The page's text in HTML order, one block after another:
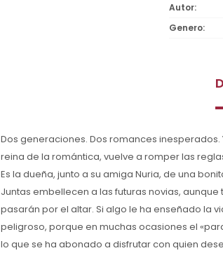
Autor
Genero
Dos generaciones. Dos romances inesperados.
reina de la romántica, vuelve a romper las
Es la dueña, junto a su amiga Nuria, de una
Juntas embellecen a las futuras novias,
pasarán por el altar. Si algo le ha enseñado la
peligroso, porque en muchas ocasiones el
lo que se ha abonado a disfrutar con quien